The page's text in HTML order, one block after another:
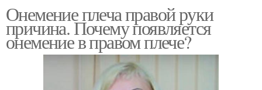
Онемение плеча правой руки
причина. Почему появляется
онемение в правом плече?